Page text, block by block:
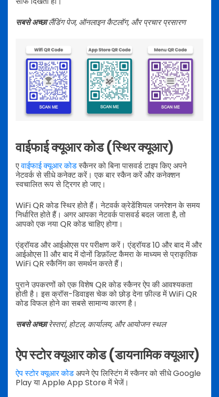
सबसे अच्छालैंडिंग पेज, ऑनलाइन कैटलॉग, और प्रचार प्रसारण
वाईफाई क्यूआर कोड (स्थिर क्यूआर)
एवाईफाई क्यूआर कोडस्कैनर को बिना पासवर्ड टाइप किए अपने
नेटवर्क से सीधे कनेक्ट करें। एक बार स्कैन करें और कनेक्शन
स्वचालित रूप से ट्रिगर हो जाए।
WiFi QR कोड स्थिर होते हैं। नेटवर्क क्रेडेंशियल जनरेशन के समय
निर्धारित होते हैं। अगर आपका नेटवर्क पासवर्ड बदल जाता है, तो
आपको एक नया QR कोड चाहिए होगा।
एंड्रॉयड और आईओएस पर परीक्षण करें। एंड्रॉयड 10 और बाद में और
आईओएस 11 और बाद में दोनों डिफ़ॉल्ट कैमरा के माध्यम से प्राकृतिक
WiFi QR स्कैनिंग का समर्थन करते हैं।
पुराने उपकरणों को एक विशेष QR कोड स्कैनर ऐप की आवश्यकता
होती है। इस क्रॉस-डिवाइस चेक को छोड़ देना फ़ील्ड में WiFi QR
कोड विफल होने का सबसे सामान्य कारण है।
सबसे अच्छारेस्तरां, होटल, कार्यालय, और आयोजन स्थल
ऐप स्टोर क्यूआर कोड (डायनामिक क्यूआर)
ऐप स्टोर क्यूआर कोडअपने ऐप लिस्टिंग में स्कैनर को सीधे Google
Play या Apple App Store में भेजें।